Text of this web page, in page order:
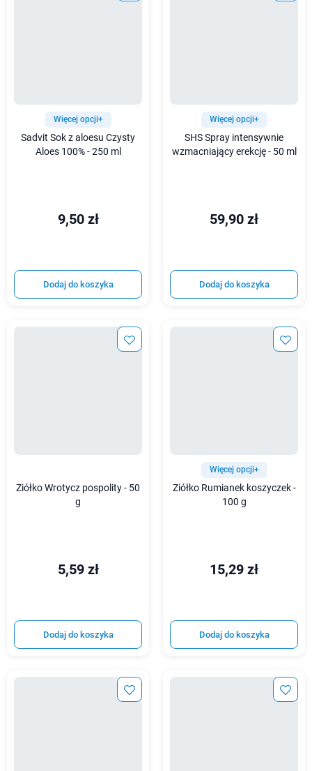
Więcej opcji+
Sadvit Sok z aloesu Czysty
Aloes 100% - 250 ml
9,50 zł
Dodaj do koszyka
Więcej opcji+
SHS Spray intensywnie
wzmacniający erekcję - 50 ml
59,90 zł
Dodaj do koszyka
Ziółko Wrotycz pospolity - 50
g
5,59 zł
Dodaj do koszyka
Więcej opcji+
Ziółko Rumianek koszyczek -
100 g
15,29 zł
Dodaj do koszyka